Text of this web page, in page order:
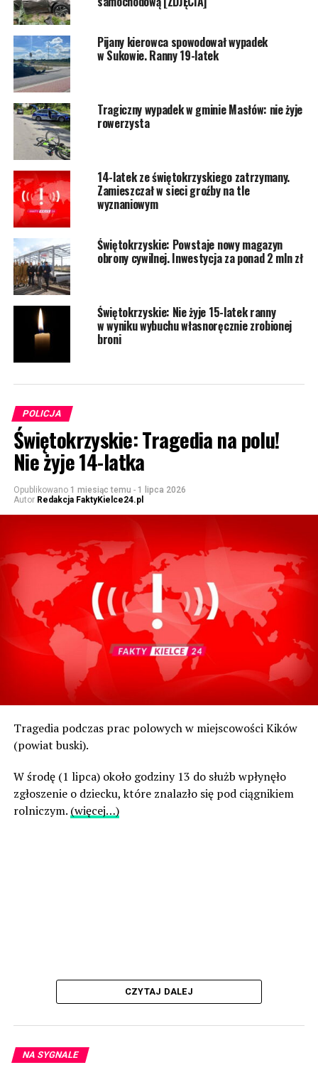
Pijany kierowca spowodował wypadek
w Sukowie. Ranny 19-latek
Tragiczny wypadek w gminie Masłów: nie żyje
rowerzysta
14-latek ze świętokrzyskiego zatrzymany.
Zamieszczał w sieci groźby na tle
wyznaniowym
Świętokrzyskie: Powstaje nowy magazyn
obrony cywilnej. Inwestycja za ponad 2 mln zł
Świętokrzyskie: Nie żyje 15-latek ranny
w wyniku wybuchu własnoręcznie zrobionej
broni
POLICJA
Świętokrzyskie: Tragedia na polu!
Nie żyje 14-latka
Opublikowano 1 miesiąc temu - 1 lipca 2026
Autor Redakcja FaktyKielce24.pl
Tragedia podczas prac polowych w miejscowości Kików
(powiat buski).
W środę (1 lipca) około godziny 13 do służb wpłynęło
zgłoszenie o dziecku, które znalazło się pod ciągnikiem
rolniczym. (więcej…)
CZYTAJ DALEJ
NA SYGNALE